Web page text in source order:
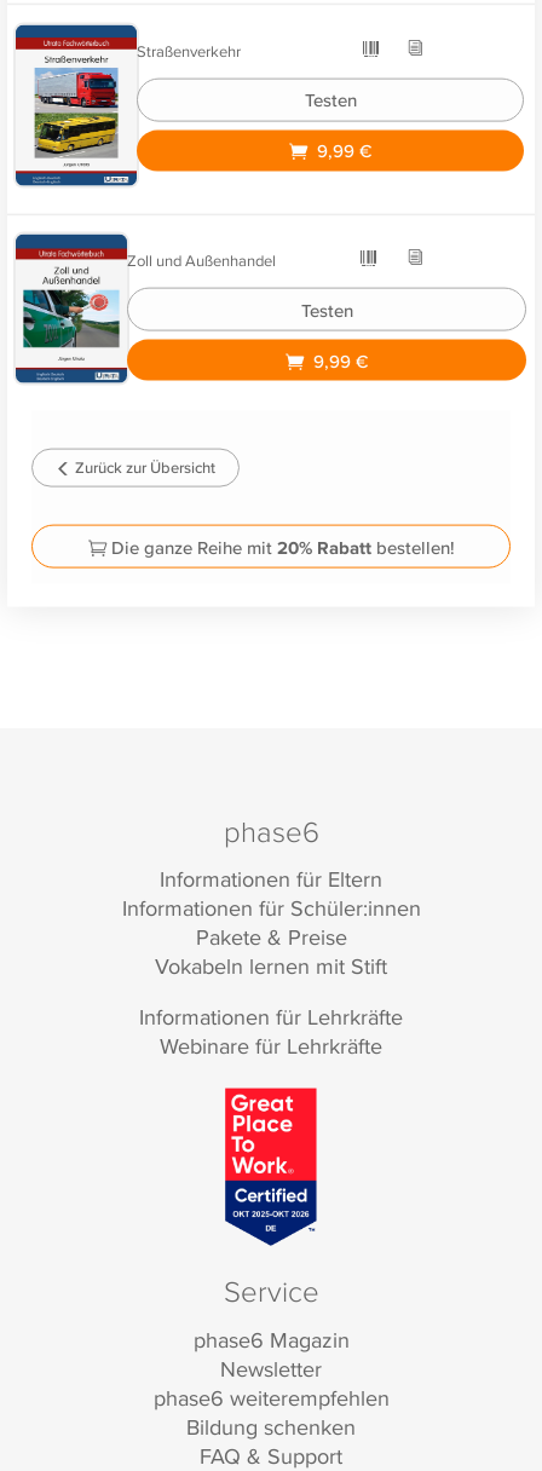
Straßenverkehr
Testen
9,99 €
Zoll und Außenhandel
Testen
9,99 €
Zurück zur Übersicht
Die ganze Reihe mit20% Rabattbestellen!
phase6
Informationen für Eltern
Informationen für Schüler:innen
Pakete & Preise
Vokabeln lernen mit Stift
Informationen für Lehrkräfte
Webinare für Lehrkräfte
Service
phase6 Magazin
Newsletter
phase6 weiterempfehlen
Bildung schenken
FAQ & Support